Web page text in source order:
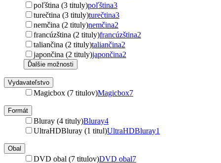
poľština (3 tituly)poľština3
turečtina (3 tituly)turečtina3
nemčina (2 tituly)nemčina2
francúzština (2 tituly)francúzština2
taliančina (2 tituly)taliančina2
japončina (2 tituly)japončina2
Ďalšie možnosti
Vydavateľstvo
Magicbox (7 titulov)Magicbox7
Formát
Bluray (4 tituly)Bluray4
UltraHDBluray (1 titul)UltraHDBluray1
Obal
DVD obal (7 titulov)DVD obal7